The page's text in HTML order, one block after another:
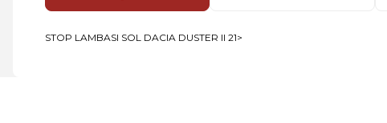
STOP LAMBASI SOL DACIA DUSTER II 21>